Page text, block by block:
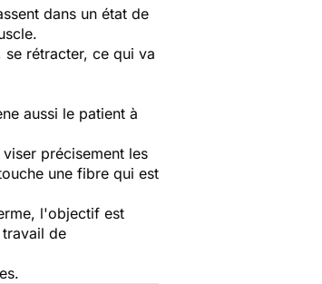
dans un état de
rétracter, ce qui va
aussi le patient à
précisement les
une fibre qui est
l'objectif est
de